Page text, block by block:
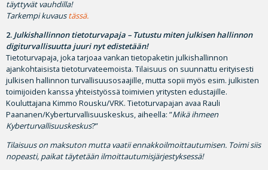
täyttyvät vauhdilla!
Tarkempi kuvaustässä.
2. Julkishallinnon tietoturvapaja – Tutustu miten julkisen hallinnon
digiturvallisuutta juuri nyt edistetään!
Tietoturvapaja, joka tarjoaa vankan tietopaketin julkishallinnon
ajankohtaisista tietoturvateemoista. Tilaisuus on suunnattu erityisesti
julkisen hallinnon turvallisuusosaajille, mutta sopii myös esim. julkisten
toimijoiden kanssa yhteistyössä toimivien yritysten edustajille.
Kouluttajana Kimmo Rousku/VRK. Tietoturvapajan avaa Rauli
Paananen/Kyberturvallisuuskeskus, aiheella: ”Mikä ihmeen
Kyberturvallisuuskeskus?”
Tilaisuus on maksuton mutta vaatii ennakkoilmoittautumisen. Toimi siis
nopeasti, paikat täytetään ilmoittautumisjärjestyksessä!